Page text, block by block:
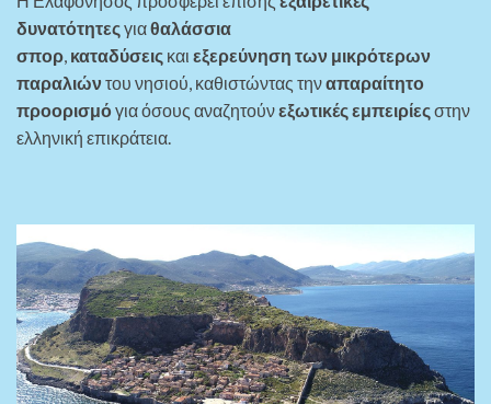
δυνατότητεςγιαθαλάσσια
σπορ, καταδύσεις και εξερεύνηση των μικρότερων
παραλιώντου νησιού, καθιστώντας τηναπαραίτητο
προορισμόγια όσους αναζητούνεξωτικές εμπειρίεςστην
ελληνική επικράτεια.